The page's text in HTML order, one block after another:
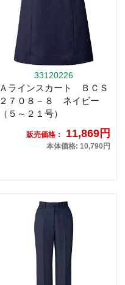
33120226
Ａラインスカート ＢＣＳ
２７０８－８ ネイビー
（５～２１号）
販売価格： 11,869円
本体価格: 10,790円